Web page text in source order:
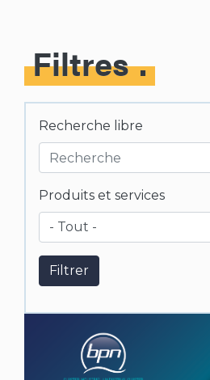
Filtres
Recherche libre
Produits et services
Filtrer